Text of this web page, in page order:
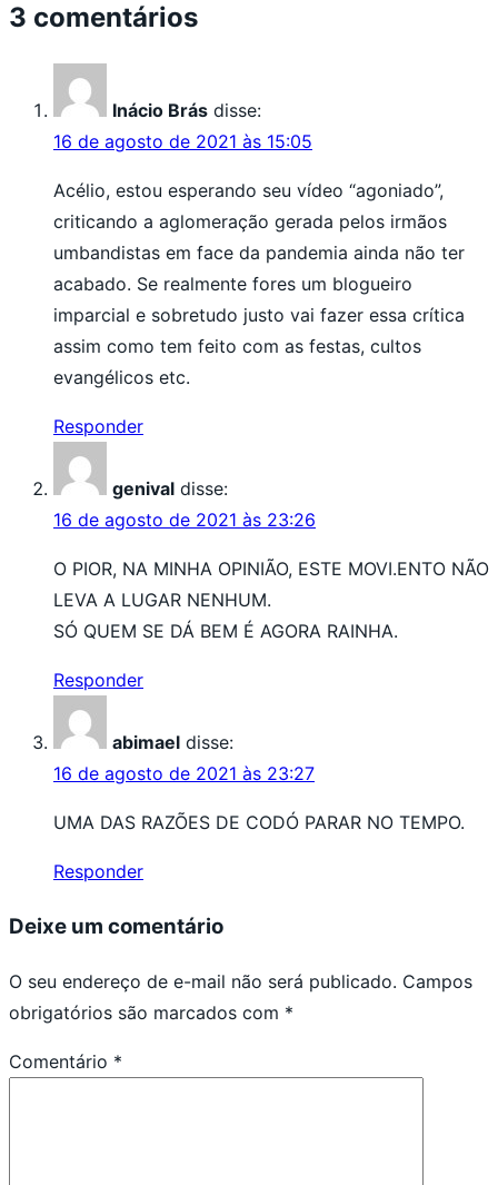
3 comentários
Inácio Brás disse:
16 de agosto de 2021 às 15:05
Acélio, estou esperando seu vídeo “agoniado”,
criticando a aglomeração gerada pelos irmãos
umbandistas em face da pandemia ainda não ter
acabado. Se realmente fores um blogueiro
imparcial e sobretudo justo vai fazer essa crítica
assim como tem feito com as festas, cultos
evangélicos etc.
Responder
genival disse:
16 de agosto de 2021 às 23:26
O PIOR, NA MINHA OPINIÃO, ESTE MOVI.ENTO NÃO
LEVA A LUGAR NENHUM.
SÓ QUEM SE DÁ BEM É AGORA RAINHA.
Responder
abimael disse:
16 de agosto de 2021 às 23:27
UMA DAS RAZÕES DE CODÓ PARAR NO TEMPO.
Responder
Deixe um comentário
O seu endereço de e-mail não será publicado. Campos
obrigatórios são marcados com *
Comentário *